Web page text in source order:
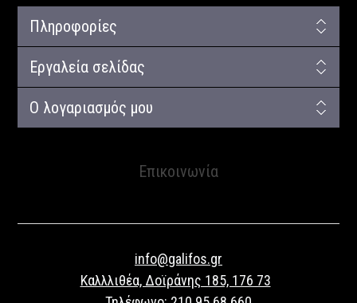
Πληροφορίες
Εργαλεία σελίδας
Ο λογαριασμός μου
Επικοινωνία
info@galifos.gr
Καλλλιθέα, Δοϊράνης 185, 176 73